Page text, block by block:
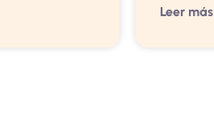
Leer más